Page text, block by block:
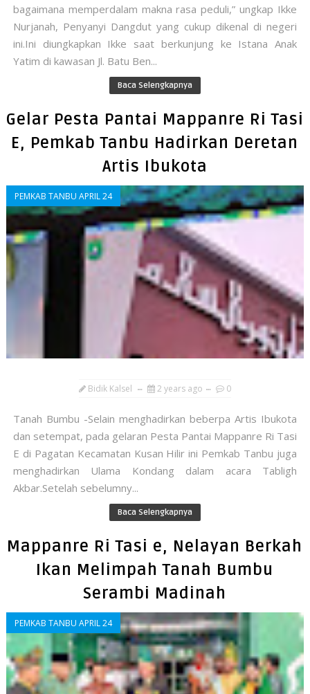
bagaimana memperdalam makna rasa peduli,” ungkap Ikke
Nurjanah, Penyanyi Dangdut yang cukup dikenal di negeri
ini.Ini diungkapkan Ikke saat berkunjung ke Istana Anak
Yatim di kawasan Jl. Batu Ben...
Baca Selengkapnya
Gelar Pesta Pantai Mappanre Ri Tasi
E, Pemkab Tanbu Hadirkan Deretan
Artis Ibukota
PEMKAB TANBU APRIL 24
Bidik Kalsel 2 years ago 0
Tanah Bumbu -Selain menghadirkan beberpa Artis Ibukota
dan setempat, pada gelaran Pesta Pantai Mappanre Ri Tasi
E di Pagatan Kecamatan Kusan Hilir ini Pemkab Tanbu juga
menghadirkan Ulama Kondang dalam acara Tabligh
Akbar.Setelah sebelumny...
Baca Selengkapnya
Mappanre Ri Tasi e, Nelayan Berkah
Ikan Melimpah Tanah Bumbu
Serambi Madinah
PEMKAB TANBU APRIL 24